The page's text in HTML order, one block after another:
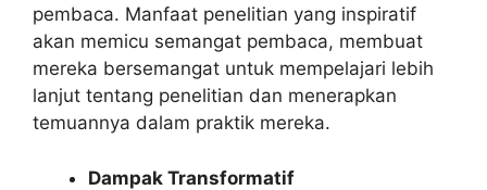
pembaca. Manfaat penelitian yang inspiratif
akan memicu semangat pembaca, membuat
mereka bersemangat untuk mempelajari lebih
lanjut tentang penelitian dan menerapkan
temuannya dalam praktik mereka.
Dampak Transformatif